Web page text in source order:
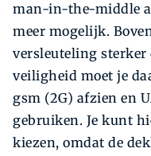
man-in-the-middle
meer mogelijk.
versleuteling sterker
veiligheid moet je
gsm (2G) afzien en
gebruiken. Je kunt
kiezen, omdat de